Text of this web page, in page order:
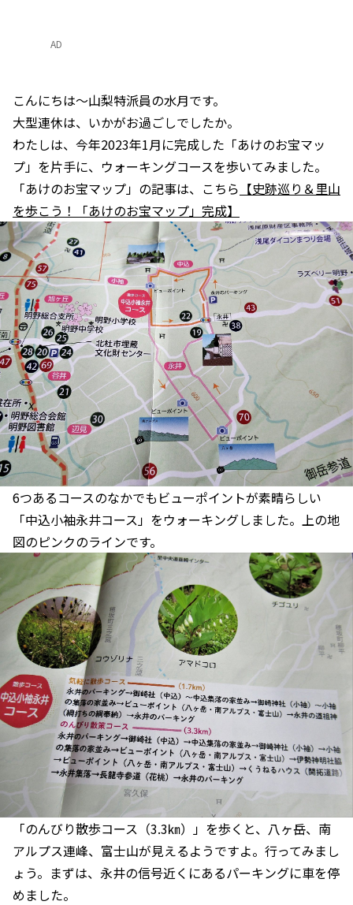
AD
こんにちは～山梨特派員の水月です。
大型連休は、いかがお過ごしでしたか。
わたしは、今年2023年1月に完成した「あけのお宝マッ
プ」を片手に、ウォーキングコースを歩いてみました。
「あけのお宝マップ」の記事は、こちら 【史跡巡り＆里山
を歩こう！「あけのお宝マップ」完成】
6つあるコースのなかでもビューポイントが素晴らしい
「中込小袖永井コース」をウォーキングしました。上の地
図のピンクのラインです。
「のんびり散歩コース（3.3㎞）」を歩くと、八ヶ岳、南
アルプス連峰、富士山が見えるようですよ。行ってみまし
ょう。まずは、永井の信号近くにあるパーキングに車を停
めました。